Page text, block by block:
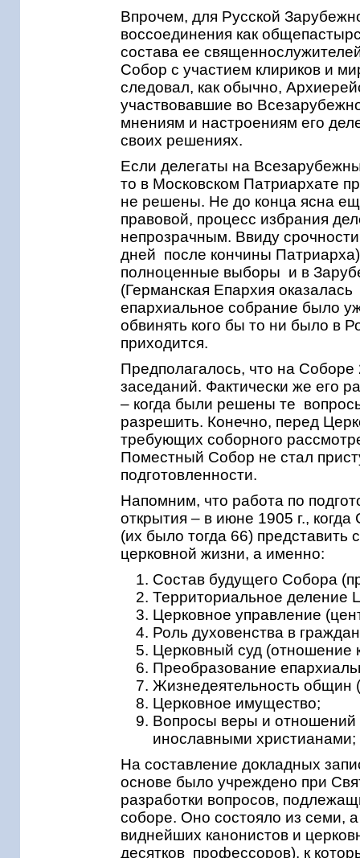
Впрочем, для Русской
воссоединения как
состава ее
Собор с участием клириков и
следовал, как обычно,
участвовавшие во
мнениям и настроениям его
своих решениях.
Если делегаты на
то в Московском Патриархате
не решены. Не до конца ясна
правовой, процесс избрания
непрозрачным. Ввиду
дней после кончины
полноценные выборы и в
(Германская Епархия
епархиальное собрание было
обвинять кого бы то ни было в
приходится.
Предполагалось, что на
заседаний. Фактически же его
– когда были решены те
разрешить. Конечно, перед
требующих соборного
Поместный Собор не стал
подготовленности.
Напомним, что работа по
открытия – в июне 1905 г.,
(их было тогда 66)
церковной жизни, а именно:
Состав будущего Собора
Территориальное деление
Церковное управление
Роль духовенства в
Церковный суд (отношение
Преобразование
Жизнедеятельность общин
Церковное имущество;
Вопросы веры и отношений
инославными христианами;
На составление докладных
основе было учреждено при
разработки вопросов,
соборе. Оно состояло из семи,
виднейших канонистов и
десятков профессоров), к